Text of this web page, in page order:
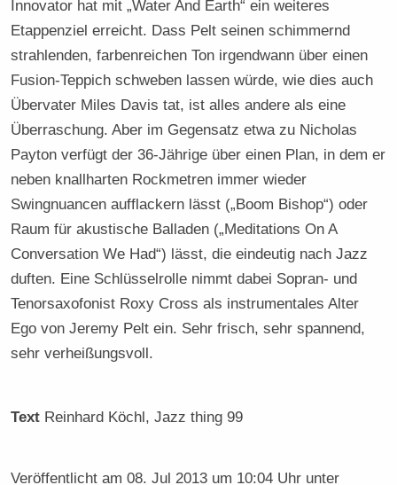
Innovator hat mit „Water And Earth“ ein weiteres
Etappenziel erreicht. Dass Pelt seinen schimmernd
strahlenden, farbenreichen Ton irgendwann über einen
Fusion-Teppich schweben lassen würde, wie dies auch
Übervater Miles Davis tat, ist alles andere als eine
Überraschung. Aber im Gegensatz etwa zu Nicholas
Payton verfügt der 36-Jährige über einen Plan, in dem er
neben knallharten Rockmetren immer wieder
Swingnuancen aufflackern lässt („Boom Bishop“) oder
Raum für akustische Balladen („Meditations On A
Conversation We Had“) lässt, die eindeutig nach Jazz
duften. Eine Schlüsselrolle nimmt dabei Sopran- und
Tenorsaxofonist Roxy Cross als instrumentales Alter
Ego von Jeremy Pelt ein. Sehr frisch, sehr spannend,
sehr verheißungsvoll.
Text Reinhard Köchl, Jazz thing 99
Veröffentlicht am08. Jul 2013 um 10:04 Uhr unter